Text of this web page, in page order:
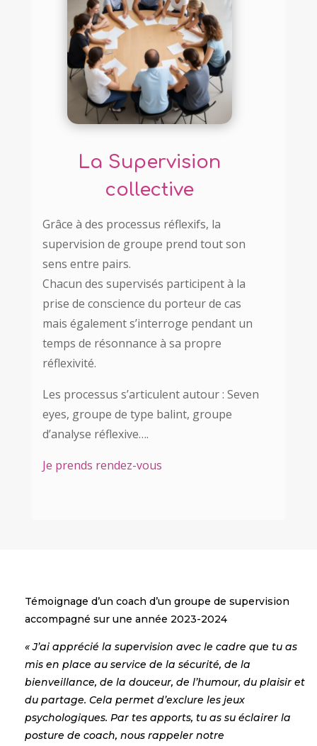
La Supervision
collective
Grâce à des processus réflexifs, la
supervision de groupe prend tout son
sens entre pairs.
Chacun des supervisés participent à la
prise de conscience du porteur de cas
mais également s’interroge pendant un
temps de résonnance à sa propre
réflexivité.
Les processus s’articulent autour : Seven
eyes, groupe de type balint, groupe
d’analyse réflexive….
Je prends rendez-vous
Témoignage d’un coach d’un groupe de supervision
accompagné sur une année 2023-2024
« J’ai apprécié la supervision avec le cadre que tu as
mis en place au service de la sécurité, de la
bienveillance, de la douceur, de l’humour, du plaisir et
du partage. Cela permet d’exclure les jeux
psychologiques. Par tes apports, tu as su éclairer la
posture de coach, nous rappeler notre